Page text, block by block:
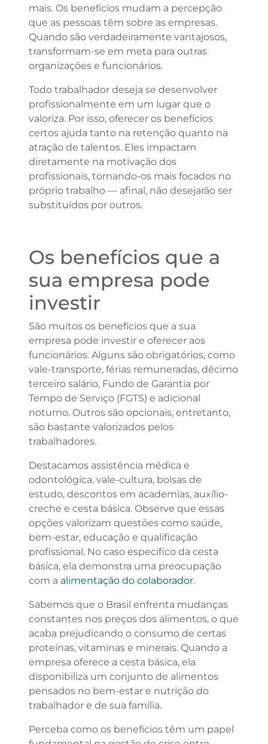
mais. Os benefícios mudam a percepção
que as pessoas têm sobre as empresas.
Quando são verdadeiramente vantajosos,
transformam-se em meta para outras
organizações e funcionários.
Todo trabalhador deseja se desenvolver
profissionalmente em um lugar que o
valoriza. Por isso, oferecer os benefícios
certos ajuda tanto na retenção quanto na
atração de talentos. Eles impactam
diretamente na motivação dos
profissionais, tornando-os mais focados no
próprio trabalho — afinal, não desejarão ser
substituídos por outros.
Os benefícios que a
sua empresa pode
investir
São muitos os benefícios que a sua
empresa pode investir e oferecer aos
funcionários. Alguns são obrigatórios, como
vale-transporte, férias remuneradas, décimo
terceiro salário, Fundo de Garantia por
Tempo de Serviço (FGTS) e adicional
noturno. Outros são opcionais, entretanto,
são bastante valorizados pelos
trabalhadores.
Destacamos assistência médica e
odontológica, vale-cultura, bolsas de
estudo, descontos em academias, auxílio-
creche e cesta básica. Observe que essas
opções valorizam questões como saúde,
bem-estar, educação e qualificação
profissional. No caso específico da cesta
básica, ela demonstra uma preocupação
com a alimentação do colaborador.
Sabemos que o Brasil enfrenta mudanças
constantes nos preços dos alimentos, o que
acaba prejudicando o consumo de certas
proteínas, vitaminas e minerais. Quando a
empresa oferece a cesta básica, ela
disponibiliza um conjunto de alimentos
pensados no bem-estar e nutrição do
trabalhador e de sua família.
Perceba como os benefícios têm um papel